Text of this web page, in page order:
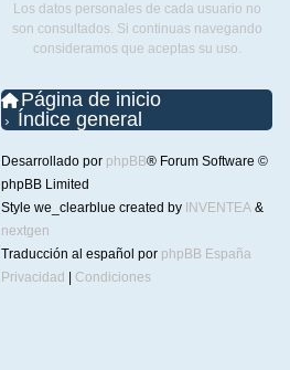
Los datos personales de cada usuario no
son consultados. Si continuas navegando
consideramos que aceptas su uso.
Página de inicio
Índice general
Desarrollado por phpBB® Forum Software ©
phpBB Limited
Style we_clearblue created by INVENTEA &
nextgen
Traducción al español por phpBB España
Privacidad
Condiciones